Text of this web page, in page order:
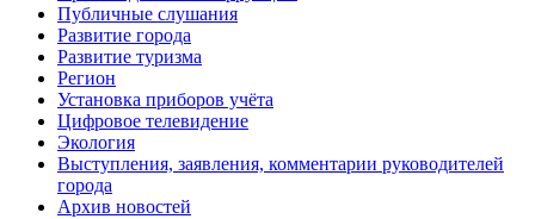
Публичные слушания
Развитие города
Развитие туризма
Регион
Установка приборов учёта
Цифровое телевидение
Экология
Выступления, заявления, комментарии руководителей
города
Архив новостей